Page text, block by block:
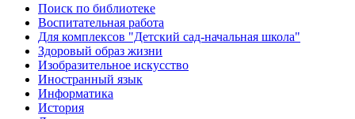
Поиск по библиотеке
Воспитательная работа
Для комплексов "Детский сад-начальная школа"
Здоровый образ жизни
Изобразительное искусство
Иностранный язык
Информатика
История